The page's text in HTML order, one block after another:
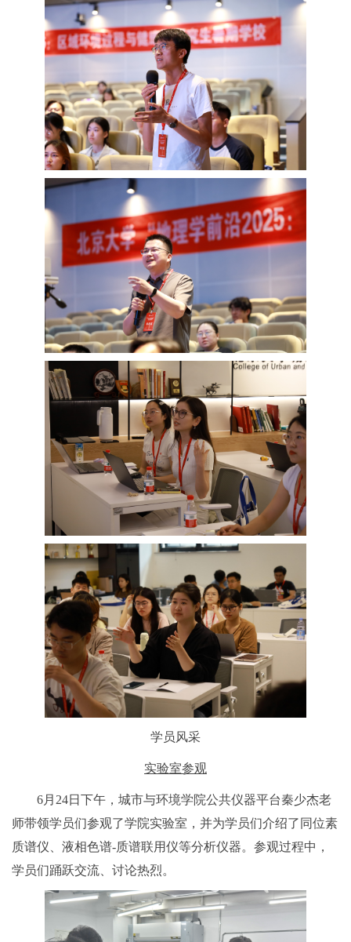
学员风采
实验室参观
6月24日下午，城市与环境学院公共仪器平台秦少杰老
师带领学员们参观了学院实验室，并为学员们介绍了同位素
质谱仪、液相色谱-质谱联用仪等分析仪器。参观过程中，
学员们踊跃交流、讨论热烈。